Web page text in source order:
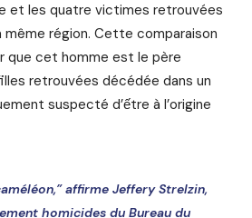
et les quatre victimes retrouvées
même région. Cette comparaison
que cet homme est le père
retrouvées décédée dans un
suspecté d’ếtre à l’origine
affirme Jeffery Strelzin,
homicides du Bureau du